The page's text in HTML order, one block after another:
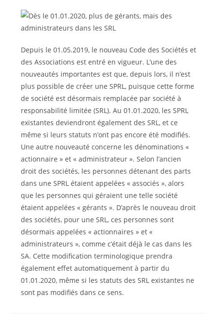
Depuis le 01.05.2019, le nouveau Code des Sociétés et
des Associations est entré en vigueur. L’une des
nouveautés importantes est que, depuis lors, il n’est
plus possible de créer une SPRL, puisque cette forme
de société est désormais remplacée par société à
responsabilité limitée (SRL). Au 01.01.2020, les SPRL
existantes deviendront également des SRL, et ce
même si leurs statuts n’ont pas encore été modifiés.
Une autre nouveauté concerne les dénominations «
actionnaire » et « administrateur ». Selon l’ancien
droit des sociétés, les personnes détenant des parts
dans une SPRL étaient appelées « associés », alors
que les personnes qui géraient une telle société
étaient appelées « gérants ». D’après le nouveau droit
des sociétés, pour une SRL, ces personnes sont
désormais appelées « actionnaires » et «
administrateurs », comme c’était déjà le cas dans les
SA. Cette modification terminologique prendra
également effet automatiquement à partir du
01.01.2020, même si les statuts des SRL existantes ne
sont pas modifiés dans ce sens.